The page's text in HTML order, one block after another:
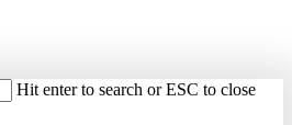
Hit enter to search or ESC to close